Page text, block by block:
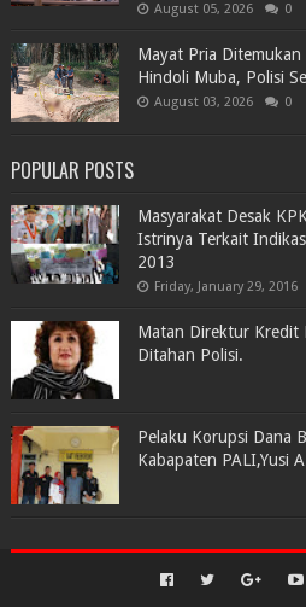
August 05, 2026 0
Mayat Pria
Hindoli Muba, Polisi
August 03, 2026 0
POPULAR POSTS
Masyarakat Desak
Istrinya Terkait
2013
Friday, January 29, 2016
Matan Direktur Kredit
Ditahan Polisi.
Pelaku Korupsi Dana
Kabapaten PALI,Yusi